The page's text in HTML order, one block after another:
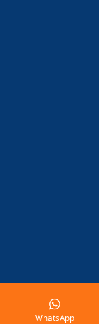
WhatsApp